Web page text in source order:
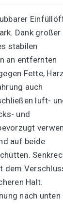
Dank großer
stabilen
an entfernten
Fette,
auch
luft-
und
auf beide
dem
Halt.
nach unten